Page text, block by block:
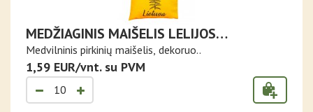
MEDŽIAGINIS MAIŠELIS LELIJOS
GELTONAME FONE
Medvilninis pirkinių maišelis, dekoruo..
1,59 EUR/vnt. su PVM